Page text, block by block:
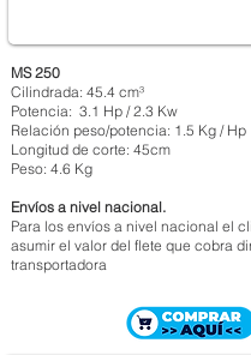
MS 250
Cilindrada: 45.4 cm³
Potencia: 3.1 Hp / 2.3 Kw
Relación peso/potencia: 1.5 Kg / Hp
Longitud de corte: 45cm
Peso: 4.6 Kg
Envíos a nivel nacional.
Para los envíos a nivel nacional el
asumir el valor del flete que cobra
transportadora
MOTOSIERRA STIHL MS 260
$ 2.057.000